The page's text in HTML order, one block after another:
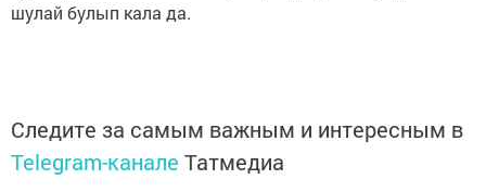
шулай булып кала да.
Следите за самым важным и интересным в
Telegram-канале Татмедиа